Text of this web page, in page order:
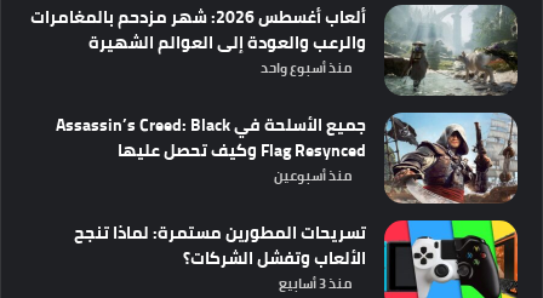
ألعاب أغسطس 2026: شهر مزدحم بالمغامرات
والرعب والعودة إلى العوالم الشهيرة
منذ أسبوع واحد
جميع الأسلحة في Assassin’s Creed: Black
Flag Resynced وكيف تحصل عليها
منذ أسبوعين
تسريحات المطورين مستمرة: لماذا تنجح
الألعاب وتفشل الشركات؟
منذ 3 أسابيع